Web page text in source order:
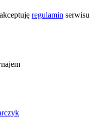
regulamin serwisu